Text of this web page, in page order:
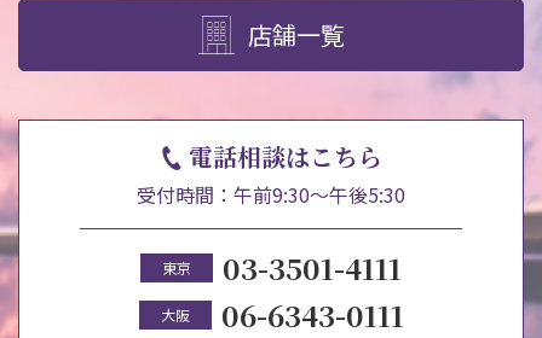
店舗一覧
電話相談はこちら
受付時間：午前9:30～午後5:30
東京 03-3501-4111
大阪 06-6343-0111